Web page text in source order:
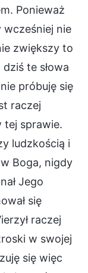
Ponieważ
nie
zwiększy to
te słowa
próbuję się
raczej
tej sprawie.
ludzkością i
Boga, nigdy
Jego
się
raczej
w swojej
się więc